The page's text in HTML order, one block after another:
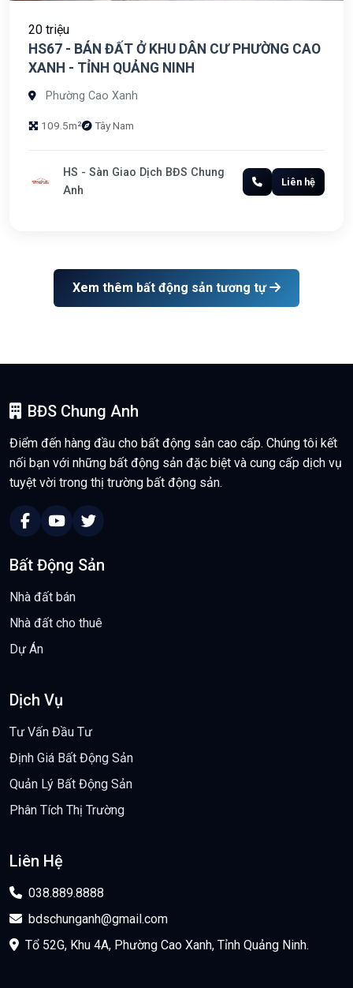
20 triệu
HS67 - BÁN ĐẤT Ở KHU DÂN CƯ PHƯỜNG CAO
XANH - TỈNH QUẢNG NINH
Phường Cao Xanh
109.5m² Tây Nam
HS - Sàn Giao Dịch BĐS Chung
Anh
Liên hệ
Xem thêm bất động sản tương tự
BĐS Chung Anh
Điểm đến hàng đầu cho bất động sản cao cấp. Chúng tôi kết
nối bạn với những bất động sản đặc biệt và cung cấp dịch vụ
tuyệt vời trong thị trường bất động sản.
Bất Động Sản
Nhà đất bán
Nhà đất cho thuê
Dự Án
Dịch Vụ
Tư Vấn Đầu Tư
Định Giá Bất Động Sản
Quản Lý Bất Động Sản
Phân Tích Thị Trường
Liên Hệ
038.889.8888
bdschunganh@gmail.com
Tổ 52G, Khu 4A, Phường Cao Xanh, Tỉnh Quảng Ninh.